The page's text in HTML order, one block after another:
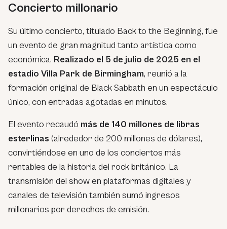
Concierto millonario
Su último concierto, titulado Back to the Beginning, fue
un evento de gran magnitud tanto artística como
económica. Realizado el 5 de julio de 2025 en el
estadio Villa Park de Birmingham, reunió a la
formación original de Black Sabbath en un espectáculo
único, con entradas agotadas en minutos.
El evento recaudó más de 140 millones de libras
esterlinas (alrededor de 200 millones de dólares),
convirtiéndose en uno de los conciertos más
rentables de la historia del rock británico. La
transmisión del show en plataformas digitales y
canales de televisión también sumó ingresos
millonarios por derechos de emisión.